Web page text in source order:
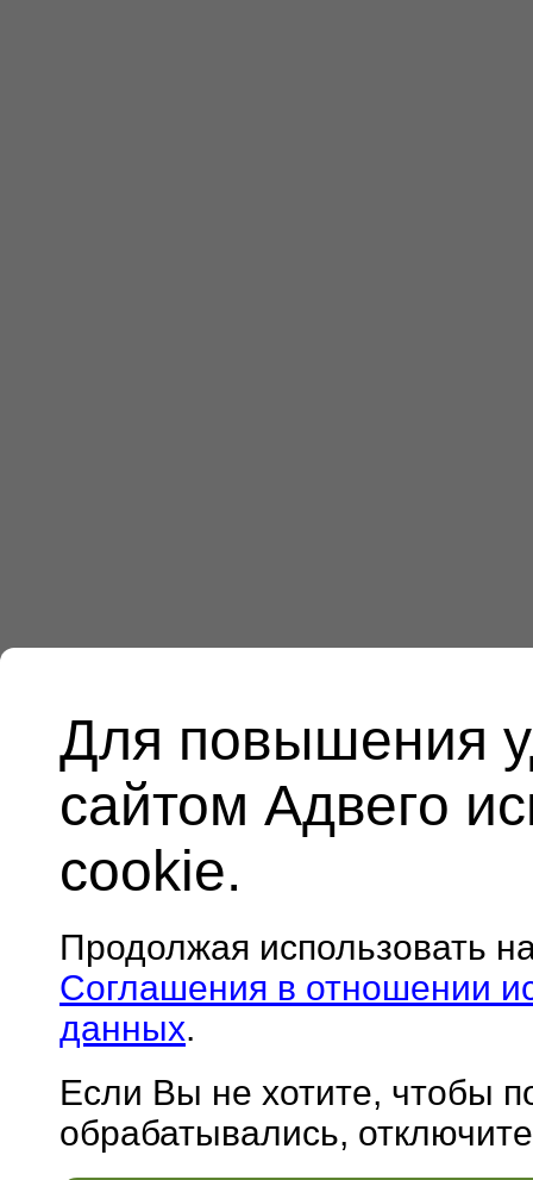
Для повышения
сайтом Адвего
cookie.
Продолжая использовать
Соглашения в отношении
данных.
Если Вы не хотите, чтобы
обрабатывались,